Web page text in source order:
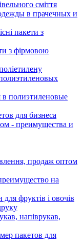
сміття
в прачечных и
пакети з
з фірмовою
в полиэтиленовые
для бизнеса
- преимущества и
продаж оптом
на
фруктів і овочів
напіврукав,
пакетов для